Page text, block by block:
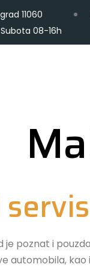
11060
08-16h
je poznat i
automobila,